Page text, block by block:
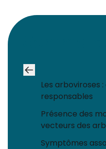
Les arboviroses
responsables
Présence des
vecteurs des
Symptômes